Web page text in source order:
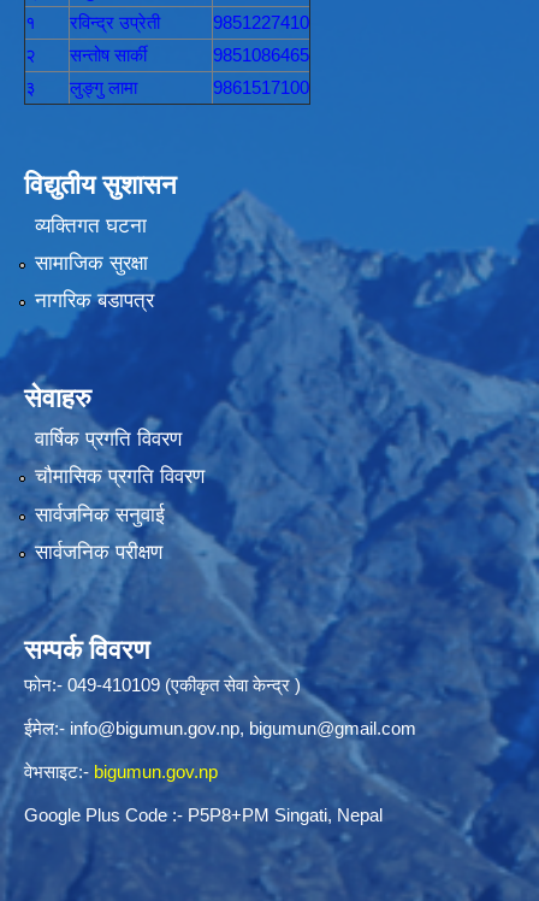
१
रविन्द्र उप्रेती
9851227410
२
सन्तोष सार्की
9851086465
३
लुङ्गु लामा 9861517100
विद्युतीय सुशासन
व्यक्तिगत घटना
सामाजिक सुरक्षा
नागरिक बडापत्र
सेवाहरु
वार्षिक प्रगति विवरण
चौमासिक प्रगति विवरण
सार्वजनिक सनुवाई
सार्वजनिक परीक्षण
सम्पर्क विवरण
फोन:- 049-410109 (एकीकृत सेवा केन्द्र )
ईमेल:- info@bigumun.gov.np, bigumun@gmail.com
वेभसाइट:- bigumun.gov.np
Google Plus Code :- P5P8+PM Singati, Nepal